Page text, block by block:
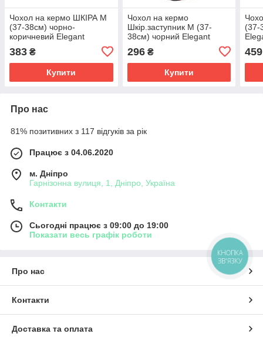
Чохол на кермо ШКІРА M
(37-38см) чорно-
коричневий Elegant
383 ₴
Купити
Чохол на кермо
Шкір.заступник M (37-
38см) чорний Elegant
296₴
Купити
(37-
459
Про нас
81% позитивних з 117 відгуків за рік
Працює з 04.06.2020
м. Дніпро
Гарнізонна вулиця, 1, Дніпро, Україна
Контакти
Сьогодні працює з 09:00 до 19:00
Показати весь графік роботи
Про нас
Контакти
Доставка та оплата
КНОПКА
ЗВ'ЯЗКУ